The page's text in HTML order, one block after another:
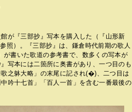
が『三部抄』写本を購入した（『山形新
照）。『三部抄』は、鎌倉時代前期の歌人
が書いた歌道の参考書で、数多くの写本が
写本には二箇所に奥書があり、一つ目のも
之躰大略」の末尾に記され(�)、二つ目は
吟十七首」「百人一首」を含む一番最後の